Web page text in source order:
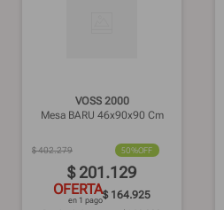
VOSS 2000
Mesa BARU 46x90x90 Cm
$402.279 50%OFF
$ 201.129
OFERTA
en 1 pago$ 164.925